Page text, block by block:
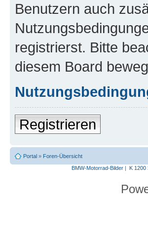
Benutzern auch
registrierst. Bitte
diesem Board
Registrieren
Portal » Foren-Übersicht
BMW-Motorrad-Bilder| K 1200